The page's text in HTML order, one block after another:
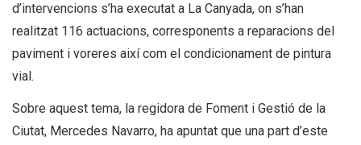
d’intervencions s’ha executat a La Canyada, on s’han
realitzat 116 actuacions, corresponents a reparacions del
paviment i voreres així com el condicionament de pintura
vial.
Sobre aquest tema, la regidora de Foment i Gestió de la
Ciutat, Mercedes Navarro, ha apuntat que una part d’este